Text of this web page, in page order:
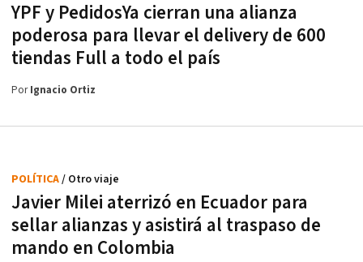
YPF y PedidosYa cierran una alianza
poderosa para llevar el delivery de 600
tiendas Full a todo el país
PorIgnacio Ortiz
Javier Milei aterrizó en Ecuador para
sellar alianzas y asistirá al traspaso de
mando en Colombia
POLÍTICA/ Otro viaje